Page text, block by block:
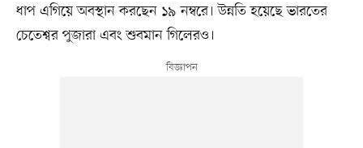
ধাপ এগিয়ে অবস্থান করছেন ১৯ নম্বরে। উন্নতি হয়েছে ভারতের
চেতেশ্বর পুজারা এবং শুবমান গিলেরও।